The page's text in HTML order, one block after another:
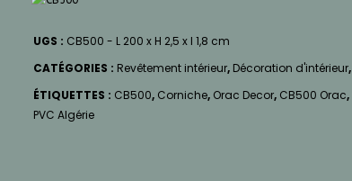
UGS : CB500 - L 200 x H 2,5 x l 1,8 cm
CATÉGORIES : Revêtement intérieur, Décoration d'intérieur,
ÉTIQUETTES : CB500, Corniche, Orac Decor, CB500 Orac,
PVC Algérie